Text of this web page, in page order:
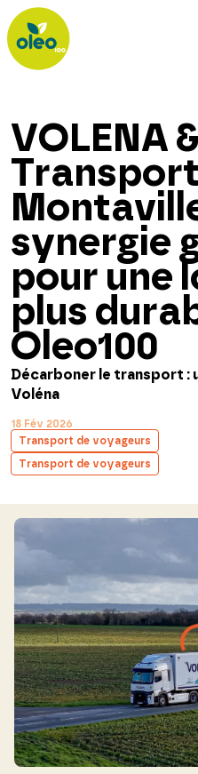
VOLENA
synergie
pour une
plus
Oleo100
Décarboner le transport :
Voléna
18 Fév 2026
Transport de voyageurs
Transport de voyageurs